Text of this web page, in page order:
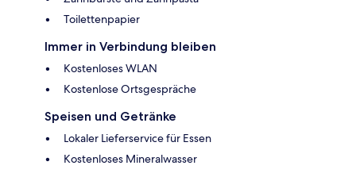
Toilettenpapier
Immer in Verbindung bleiben
Kostenloses WLAN
Kostenlose Ortsgespräche
Speisen und Getränke
Lokaler Lieferservice für Essen
Kostenloses Mineralwasser